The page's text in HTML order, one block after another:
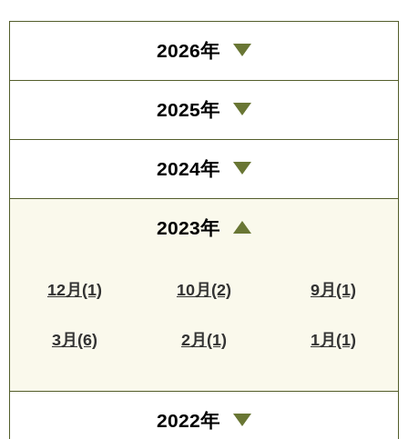
2026年
2025年
2024年
2023年
12月(1) 10月(2) 9月(1)
3月(6) 2月(1) 1月(1)
2022年